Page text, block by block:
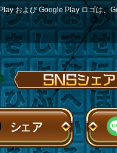
および Google Play ロゴは、
シェア